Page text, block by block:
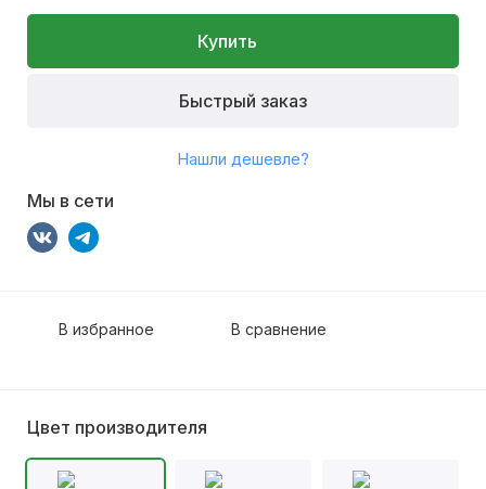
Купить
Быстрый заказ
Нашли дешевле?
Мы в сети
В избранное В сравнение
Цвет производителя